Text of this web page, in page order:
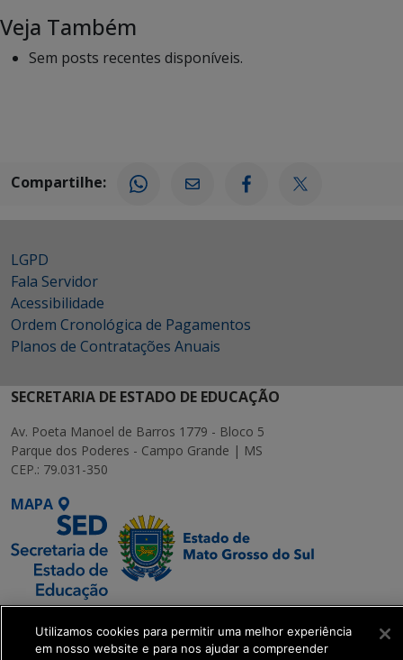
Veja Também
Sem posts recentes disponíveis.
Compartilhe:
LGPD
Fala Servidor
Acessibilidade
Ordem Cronológica de Pagamentos
Planos de Contratações Anuais
SECRETARIA DE ESTADO DE EDUCAÇÃO
Av. Poeta Manoel de Barros 1779 - Bloco 5
Parque dos Poderes - Campo Grande | MS
CEP.: 79.031-350
MAPA
SETDIG | Secretaria-
Executiva de
Utilizamos cookies para permitir uma melhor experiência
em nosso website e para nos ajudar a compreender